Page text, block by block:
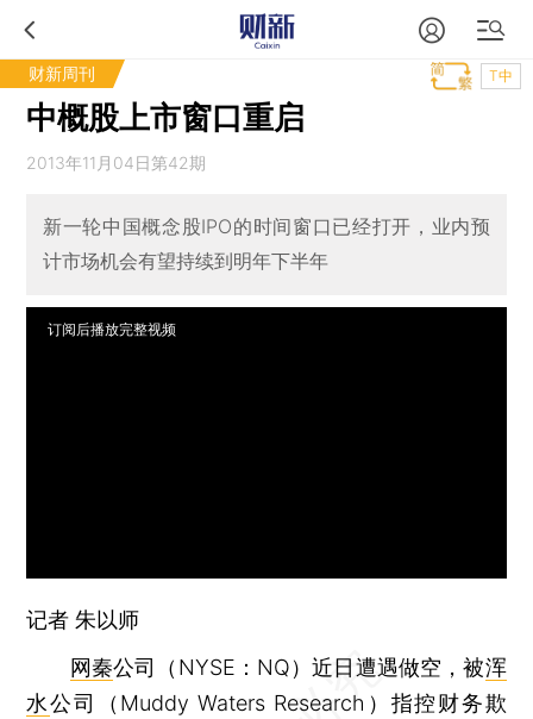
财新周刊 T中
中概股上市窗口重启
2013年11月04日第42期
新一轮中国概念股IPO的时间窗口已经打开，业内预
计市场机会有望持续到明年下半年
订阅后播放完整视频
记者 朱以师
网秦公司（NYSE：NQ）近日遭遇做空，被浑
水公司（Muddy Waters Research）指控财务欺